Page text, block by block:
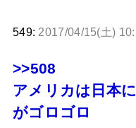
549: 2017/04/15(土)
>>508
アメリカは日本
がゴロゴロ